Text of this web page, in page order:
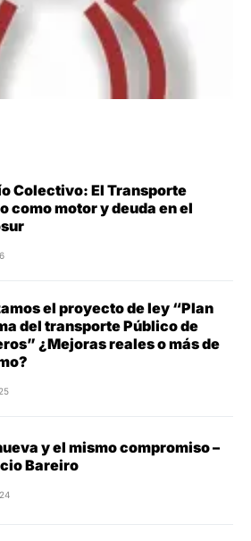
Colectivo: El Transporte
como motor y deuda en el
el proyecto de ley “Plan
del transporte Público de
¿Mejoras reales o más de
y el mismo compromiso –
Bareiro